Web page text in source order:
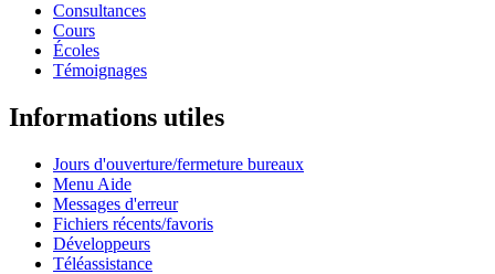
Consultances
Cours
Écoles
Témoignages
Informations utiles
Jours d'ouverture/fermeture bureaux
Menu Aide
Messages d'erreur
Fichiers récents/favoris
Développeurs
Téléassistance